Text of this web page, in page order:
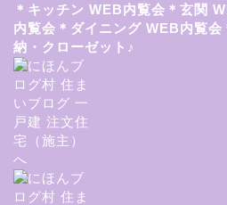
＊キッチン WEB内覧会＊玄関
内覧会＊ダイニング WEB内覧会
納・クローゼット♪